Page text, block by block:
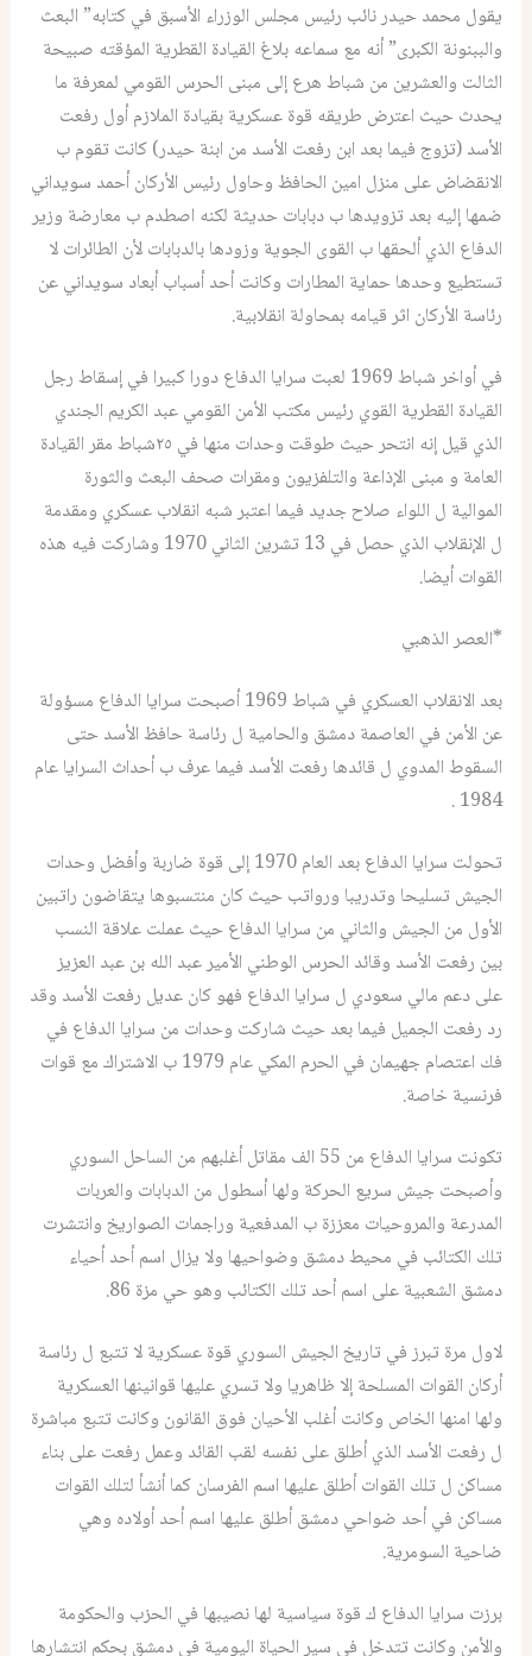
يقول محمد حيدر نائب رئيس مجلس الوزراء الأسبق في كتابه” البعث
والببنونة الكبرى” أنه مع سماعه بلاغ القيادة القطرية المؤقته صبيحة
الثالت والعشرين من شباط هرع إلى مبنى الحرس القومي لمعرفة ما
يحدث حيث اعترض طريقه قوة عسكرية بقيادة الملازم أول رفعت
الأسد (تزوج فيما بعد ابن رفعت الأسد من ابنة حيدر) كانت تقوم ب
الانقضاض على منزل امين الحافظ وحاول رئيس الأركان أحمد سويداني
ضمها إليه بعد تزويدها ب دبابات حديثة لكنه اصطدم ب معارضة وزير
الدفاع الذي ألحقها ب القوى الجوية وزودها بالدبابات لأن الطائرات لا
تستطيع وحدها حماية المطارات وكانت أحد أسباب أبعاد سويداني عن
رئاسة الأركان اثر قيامه بمحاولة انقلابية.
في أواخر شباط 1969 لعبت سرايا الدفاع دورا كبيرا في إسقاط رجل
القيادة القطرية القوي رئيس مكتب الأمن القومي عبد الكريم الجندي
الذي قيل إنه انتحر حيث طوقت وحدات منها في ٢٥شباط مقر القيادة
العامة و مبنى الإذاعة والتلفزيون ومقرات صحف البعث والثورة
الموالية ل اللواء صلاح جديد فيما اعتبر شبه انقلاب عسكري ومقدمة
ل الإنقلاب الذي حصل في 13 تشرين الثاني 1970 وشاركت فيه هذه
القوات أيضا.
*العصر الذهبي
بعد الانقلاب العسكري في شباط 1969 أصبحت سرايا الدفاع مسؤولة
عن الأمن في العاصمة دمشق والحامية ل رئاسة حافظ الأسد حتى
السقوط المدوي ل قائدها رفعت الأسد فيما عرف ب أحداث السرايا عام
1984 .
تحولت سرايا الدفاع بعد العام 1970 إلى قوة ضاربة وأفضل وحدات
الجيش تسليحا وتدريبا ورواتب حيث كان منتسبوها يتقاضون راتبين
الأول من الجيش والثاني من سرايا الدفاع حيث عملت علاقة النسب
بين رفعت الأسد وقائد الحرس الوطني الأمير عبد الله بن عبد العزيز
على دعم مالي سعودي ل سرايا الدفاع فهو كان عديل رفعت الأسد وقد
رد رفعت الجميل فيما بعد حيث شاركت وحدات من سرايا الدفاع في
فك اعتصام جهيمان في الحرم المكي عام 1979 ب الاشتراك مع قوات
فرنسية خاصة.
تكونت سرايا الدفاع من 55 الف مقاتل أغلبهم من الساحل السوري
وأصبحت جيش سريع الحركة ولها أسطول من الدبابات والعربات
المدرعة والمروحيات معززة ب المدفعية وراجمات الصواريخ وانتشرت
تلك الكتائب في محيط دمشق وضواحيها ولا يزال اسم أحد أحياء
دمشق الشعبية على اسم أحد تلك الكتائب وهو حي مزة 86.
لاول مرة تبرز في تاريخ الجيش السوري قوة عسكرية لا تتبع ل رئاسة
أركان القوات المسلحة إلا ظاهريا ولا تسري عليها قوانينها العسكرية
ولها امنها الخاص وكانت أغلب الأحيان فوق القانون وكانت تتبع مباشرة
ل رفعت الأسد الذي أطلق على نفسه لقب القائد وعمل رفعت على بناء
مساكن ل تلك القوات أطلق عليها اسم الفرسان كما أنشأ لتلك القوات
مساكن في أحد ضواحي دمشق أطلق عليها اسم أحد أولاده وهي
ضاحية السومرية.
برزت سرايا الدفاع ك قوة سياسية لها نصيبها في الحزب والحكومة
والأمن وكانت تتدخل في سير الحياة اليومية في دمشق بحكم انتشارها